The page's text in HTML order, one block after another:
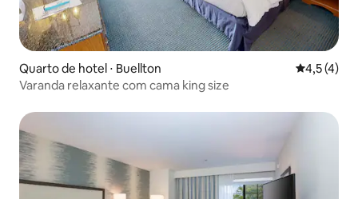
Quarto de hotel ⋅ Buellton 4,5 de
4,5 (4)
Varanda relaxante com cama king size